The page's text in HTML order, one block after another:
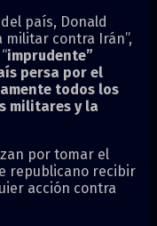
país, Donald
militar contra Irán”,
imprudente”
ís persa por el
todos los
militares y la
por tomar el
republicano recibir
acción contra